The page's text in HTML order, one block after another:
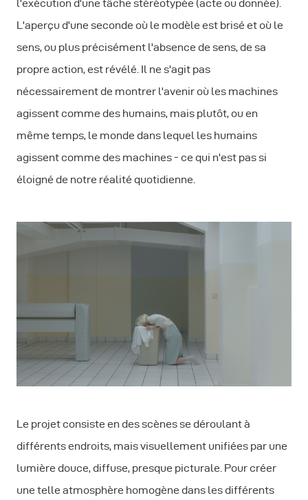
l'exécution d'une tâche stéréotypée (acte ou donnée).
L'aperçu d'une seconde où le modèle est brisé et où le
sens, ou plus précisément l'absence de sens, de sa
propre action, est révélé. Il ne s'agit pas
nécessairement de montrer l'avenir où les machines
agissent comme des humains, mais plutôt, ou en
même temps, le monde dans lequel les humains
agissent comme des machines - ce qui n'est pas si
éloigné de notre réalité quotidienne.
Le projet consiste en des scènes se déroulant à
différents endroits, mais visuellement unifiées par une
lumière douce, diffuse, presque picturale. Pour créer
une telle atmosphère homogène dans les différents